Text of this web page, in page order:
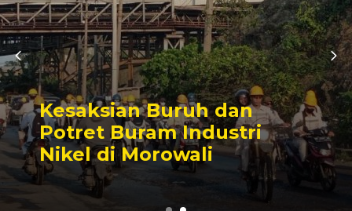
dan
Industri
Sengketa
Tambang
Karier